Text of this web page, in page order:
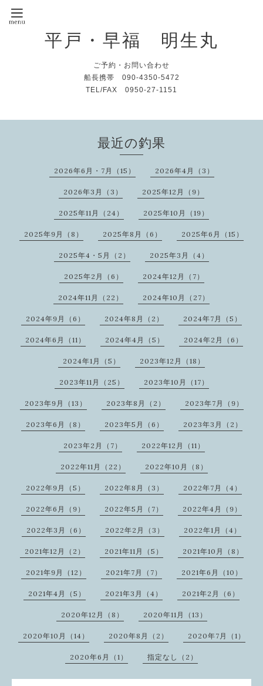
平戸・早福 明生丸
ご予約・お問い合わせ
船長携帯 090-4350-5472
TEL/FAX 0950-27-1151
最近の釣果
2026年6月・7月（15） 2026年4月（3）
2026年3月（3） 2025年12月（9）
2025年11月（24） 2025年10月（19）
2025年9月（8） 2025年8月（6） 2025年6月（15）
2025年4・5月（2） 2025年3月（4）
2025年2月（6） 2024年12月（7）
2024年11月（22） 2024年10月（27）
2024年9月（6） 2024年8月（2） 2024年7月（5）
2024年6月（11） 2024年4月（5） 2024年2月（6）
2024年1月（5） 2023年12月（18）
2023年11月（25） 2023年10月（17）
2023年9月（13） 2023年8月（2） 2023年7月（9）
2023年6月（8） 2023年5月（6） 2023年3月（2）
2023年2月（7） 2022年12月（11）
2022年11月（22） 2022年10月（8）
2022年9月（5） 2022年8月（3） 2022年7月（4）
2022年6月（9） 2022年5月（7） 2022年4月（9）
2022年3月（6） 2022年2月（3） 2022年1月（4）
2021年12月（2） 2021年11月（5） 2021年10月（8）
2021年9月（12） 2021年7月（7） 2021年6月（10）
2021年4月（5） 2021年3月（4） 2021年2月（6）
2020年12月（8） 2020年11月（13）
2020年10月（14） 2020年8月（2） 2020年7月（1）
2020年6月（1） 指定なし（2）